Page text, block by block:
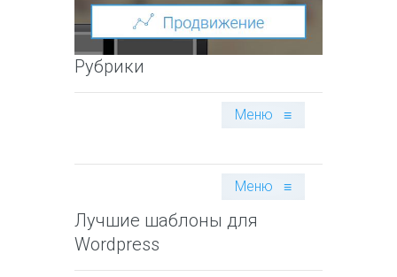
Рубрики
Меню ≡
Меню ≡
Лучшие шаблоны для
Wordpress